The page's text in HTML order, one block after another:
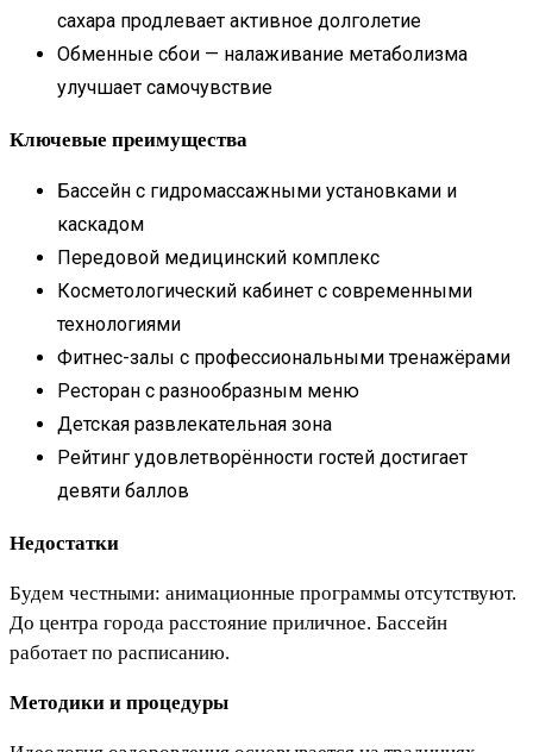
сахара продлевает активное долголетие
Обменные сбои — налаживание метаболизма
улучшает самочувствие
Ключевые преимущества
Бассейн с гидромассажными установками и
каскадом
Передовой медицинский комплекс
Косметологический кабинет с современными
технологиями
Фитнес-залы с профессиональными тренажёрами
Ресторан с разнообразным меню
Детская развлекательная зона
Рейтинг удовлетворённости гостей достигает
девяти баллов
Недостатки
Будем честными: анимационные программы отсутствуют.
До центра города расстояние приличное. Бассейн
работает по расписанию.
Методики и процедуры